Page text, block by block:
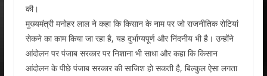
की।
मुख्यमंत्री मनोहर लाल ने कहा कि किसान के नाम पर जो राजनीतिक रोटियां
सेकने का काम किया जा रहा है, यह दुर्भाग्यपूर्ण और निंदनीय भी है। उन्होंने
आंदोलन पर पंजाब सरकार पर निशाना भी साधा और कहा कि किसान
आंदोलन के पीछे पंजाब सरकार की साजिश हो सकती है, बिल्कुल ऐसा लगता